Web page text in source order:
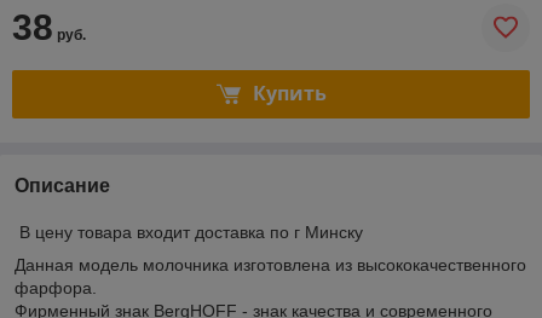
38 руб.
Купить
Описание
В цену товара входит доставка по г Минску
Данная модель молочника изготовлена из высококачественного
фарфора.
Фирменный знак BergHOFF - знак качества и современного